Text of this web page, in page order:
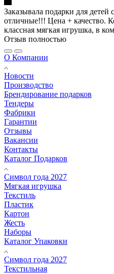
Заказывала подарки для детей
отличные!!! Цена + качество.
классная мягкая игрушка, в
Отзыв полностью
О Компании
Новости
Производство
Брендирование подарков
Тендеры
Фабрики
Гарантии
Отзывы
Вакансии
Контакты
Каталог Подарков
Символ года 2027
Мягкая игрушка
Текстиль
Пластик
Картон
Жесть
Наборы
Каталог Упаковки
Символ года 2027
Текстильная